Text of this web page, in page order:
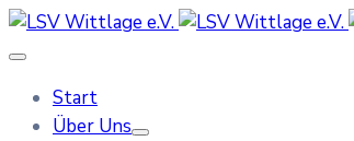
Start
Über Uns